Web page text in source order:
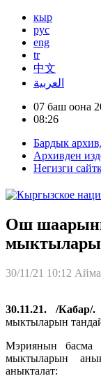
кыр
рус
eng
tr
中文
العربية
07 баш оона
08:26
Бардык
Архивден
Негизги
Ош
30/11/21 10:12
30.11.21. /Кабар/.
мыктыларын
Мэриянын басма
мыктыларын
аныкталат: